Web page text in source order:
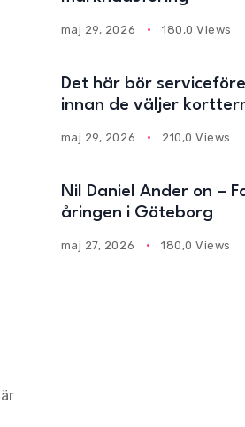
maj 29, 2026 180,0 Views
Det här bör
innan de väljer
maj 29, 2026 210,0 Views
Nil Daniel Ander on – Fakta om 52-
åringen i Göteborg
maj 27, 2026 180,0 Views